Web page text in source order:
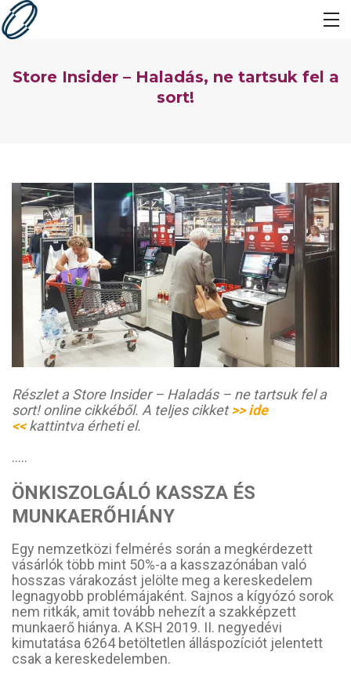
Store Insider – Haladás, ne tartsuk fel a
sort!
Részlet a Store Insider – Haladás – ne tartsuk fel a
sort! online cikkéből. A teljes cikket>> ide
<<kattintva érheti el.
…..
ÖNKISZOLGÁLÓ KASSZA ÉS
MUNKAERŐHIÁNY
Egy nemzetközi felmérés során a megkérdezett
vásárlók több mint 50%-a a kasszazónában való
hosszas várakozást jelölte meg a kereskedelem
legnagyobb problémájaként. Sajnos a kígyózó sorok
nem ritkák, amit tovább nehezít a szakképzett
munkaerő hiánya. A KSH 2019. II. negyedévi
kimutatása 6264 betöltetlen álláspozíciót jelentett
csak a kereskedelemben.